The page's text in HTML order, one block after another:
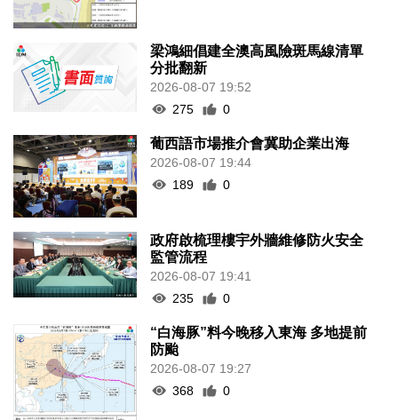
梁鴻細倡建全澳高風險斑馬線清單
分批翻新
2026-08-07 19:52
275
0
葡西語市場推介會冀助企業出海
2026-08-07 19:44
189
0
政府啟梳理樓宇外牆維修防火安全
監管流程
2026-08-07 19:41
235
0
“白海豚”料今晚移入東海 多地提前
防颱
2026-08-07 19:27
368
0